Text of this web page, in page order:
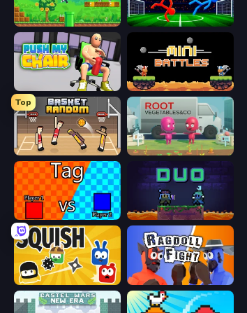
Super Robo - Adventure Ragdoll Soccer 2 Players
Push My Chair 12 MiniBattles
Top
Basket Random Root Vegetables & Co
2 Player Tag Duo
Squish Ragdoll Fight